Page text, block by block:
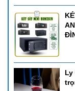
=>Chúc bạn có
khoăn điều gì đó
Horecađể đươc
đàiHotline
Ly